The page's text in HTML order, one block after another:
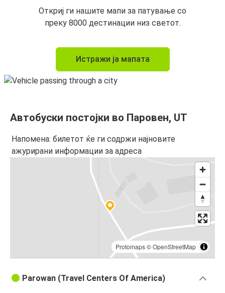
Откриј ги нашите мапи за патување со
преку 8000 дестинации низ светот.
Истражи ја мапата
Автобуски постојки во Паровен, UT
Напомена: билетот ќе ги содржи најновите
ажурирани информации за адреса
Protomaps©OpenStreetMap
Parowan (Travel Centers Of America)